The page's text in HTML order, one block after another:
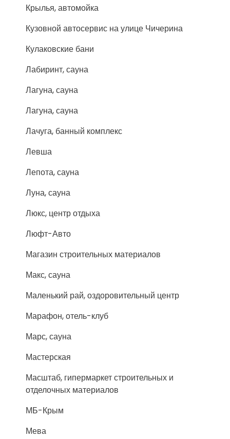
Крылья, автомойка
Кузовной автосервис на улице Чичерина
Кулаковские бани
Лабиринт, сауна
Лагуна, сауна
Лагуна, сауна
Лачуга, банный комплекс
Левша
Лепота, сауна
Луна, сауна
Люкс, центр отдыха
Люфт-Авто
Магазин строительных материалов
Макс, сауна
Маленький рай, оздоровительный центр
Марафон, отель-клуб
Марс, сауна
Мастерская
Масштаб, гипермаркет строительных и
отделочных материалов
МБ-Крым
Мева